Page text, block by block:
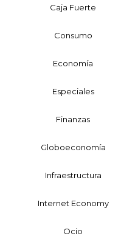
Caja Fuerte
Consumo
Economía
Especiales
Finanzas
Globoeconomía
Infraestructura
Internet Economy
Ocio